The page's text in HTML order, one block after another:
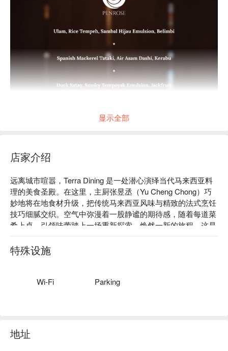
显示全部
店家介绍
远离城市喧嚣，Terra Dining 是一处潜心演绎当代马来西亚料
理的美食圣殿。在这里，主厨张昱丞（Yu Cheng Chong）巧
妙地将在地食材升级，把传统马来西亚风味与精致的法式烹饪
技巧细腻交织。空气中弥漫着一股静谧的期待感，随着每道菜
肴上桌，引领味蕾踏上一场重新探索、焕然一新的旅程。这是
一场亲密的用餐体验，将熟悉的味道变得新奇无比，在每一次
细尝慢咽中，赞颂这片土地丰饶的物产。
都将让您回味无穷：
为挑剔的美食爱好者，打造一趟真正难忘的旅程。
特殊设施
Wi-Fi Parking
地址